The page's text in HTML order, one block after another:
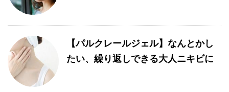
【パルクレールジェル】なんとかし
たい、繰り返しできる大人ニキビに